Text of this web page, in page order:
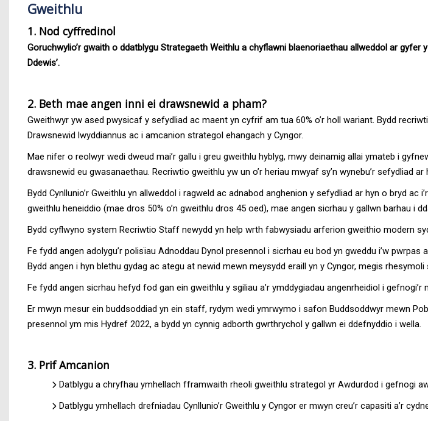
Gweithlu
1. Nod cyffredinol
Goruchwylio’r gwaith o ddatblygu Strategaeth Weithlu a chyflawni blaenoriaethau allweddol ar
Ddewis’.
2. Beth mae angen inni ei drawsnewid a pham?
Gweithwyr yw ased pwysicaf y sefydliad ac maent yn cyfrif am tua 60% o’r holl wariant. Bydd
Drawsnewid lwyddiannus ac i amcanion strategol ehangach y Cyngor.
Mae nifer o reolwyr wedi dweud mai’r gallu i greu gweithlu hyblyg, mwy deinamig allai ymateb i
drawsnewid eu gwasanaethau. Recriwtio gweithlu yw un o’r heriau mwyaf sy’n wynebu’r sefydliad
Bydd Cynllunio’r Gweithlu yn allweddol i ragweld ac adnabod anghenion y sefydliad ar hyn o bryd
gweithlu heneiddio (mae dros 50% o’n gweithlu dros 45 oed), mae angen sicrhau y gallwn barhau i
Bydd cyflwyno system Recriwtio Staff newydd yn help wrth fabwysiadu arferion gweithio modern
Fe fydd angen adolygu’r polisïau Adnoddau Dynol presennol i sicrhau eu bod yn gweddu i’w
Bydd angen i hyn blethu gydag ac ategu at newid mewn meysydd eraill yn y Cyngor, megis
Fe fydd angen sicrhau hefyd fod gan ein gweithlu y sgiliau a’r ymddygiadau angenrheidiol i
Er mwyn mesur ein buddsoddiad yn ein staff, rydym wedi ymrwymo i safon Buddsoddwyr mewn
presennol ym mis Hydref 2022, a bydd yn cynnig adborth gwrthrychol y gallwn ei ddefnyddio i wella.
3. Prif Amcanion
Datblygu a chryfhau ymhellach fframwaith rheoli gweithlu strategol yr Awdurdod i gefnogi
Datblygu ymhellach drefniadau Cynllunio’r Gweithlu y Cyngor er mwyn creu’r capasiti a’r